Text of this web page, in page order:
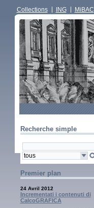
Collections ING MiBAC
Recherche simple
Premier plan
24 Avril 2012
Incrementati i contenuti di
CalcoGRAFICA